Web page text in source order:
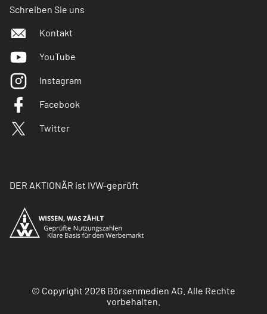
Schreiben Sie uns
Kontakt
YouTube
Instagram
Facebook
Twitter
DER AKTIONÄR ist IVW-geprüft
© Copyright 2026 Börsenmedien AG. Alle Rechte
vorbehalten.